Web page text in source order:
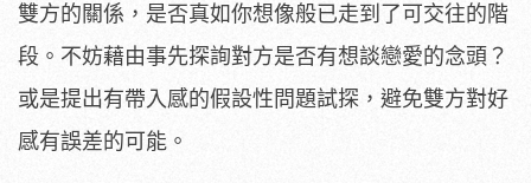
雙方的關係，是否真如你想像般已走到了可交往的階
段。不妨藉由事先探詢對方是否有想談戀愛的念頭？
或是提出有帶入感的假設性問題試探，避免雙方對好
感有誤差的可能。